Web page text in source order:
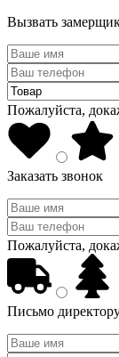
Вызвать
Пожалуйста,
Заказать звонок
Пожалуйста,
Письмо